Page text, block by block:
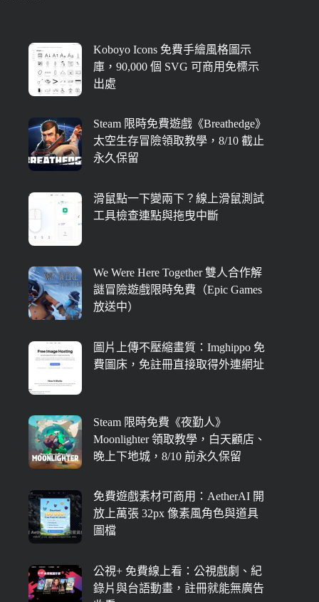
Koboyo Icons 免費手繪風格圖示
庫，90,000 個 SVG 可商用免標示
出處
Steam 限時免費遊戲《Breathedge》
太空生存冒險領取教學，8/10 截止
永久保留
滑鼠點一下變兩下？線上滑鼠測試
工具檢查連點與拖曳中斷
We Were Here Together 雙人合作解
謎冒險遊戲限時免費（Epic Games
放送中）
圖片上傳不壓縮畫質：Imghippo 免
費圖床，免註冊直接取得外連網址
Steam 限時免費《夜勤人》
Moonlighter 領取教學，白天顧店、
晚上下地城，8/10 前永久保留
免費遊戲素材可商用：AetherAI 開
放上萬張 32px 像素風角色與道具
圖檔
公視+ 免費線上看：公視戲劇、紀
錄片與台語動畫，註冊就能無廣告